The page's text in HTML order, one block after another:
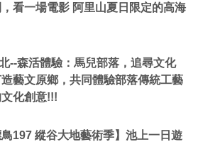
看一場電影 阿里山夏日限定的高海
--森活體驗：馬兒部落，追尋文化
藝文原鄉，共同體驗部落傳統工藝
化創意!!!
197 縱谷大地藝術季】池上一日遊